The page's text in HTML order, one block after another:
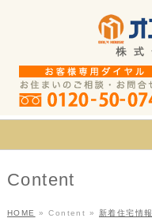
Content
HOME » Content » 新着住宅情報